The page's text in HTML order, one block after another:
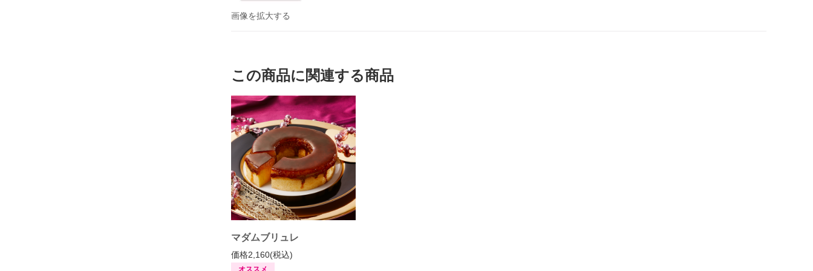
画像を拡大する
この商品に関連する商品
マダムブリュレ
価格2,160(税込)
オススメ